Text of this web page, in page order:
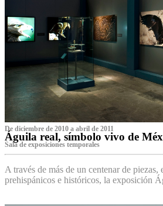
De diciembre de 2010 a abril de 2011
Águila real, símbolo vivo de
Sala de exposiciones temporales
A través de más de un centenar de piezas,
prehispánicos e históricos, la exposición